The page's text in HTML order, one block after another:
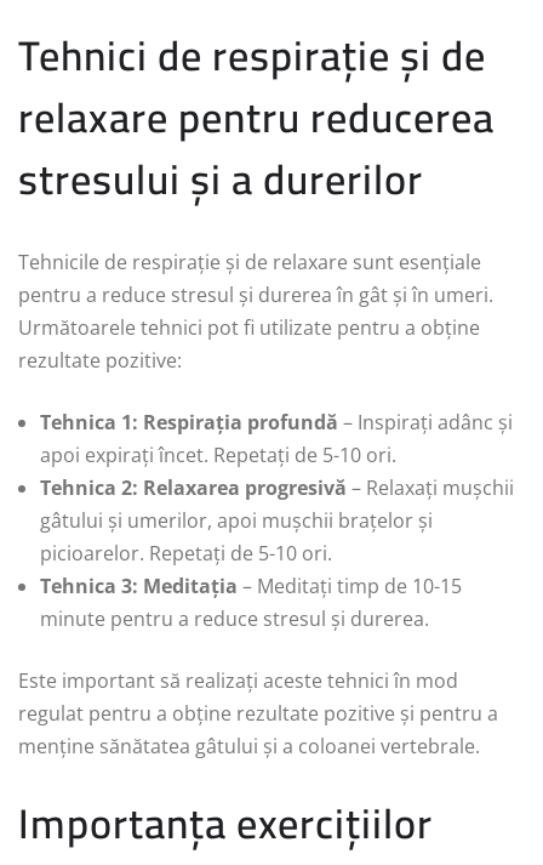
Tehnici de respirație și de
relaxare pentru reducerea
stresului și a durerilor
Tehnicile de respirație și de relaxare sunt esențiale
pentru a reduce stresul și durerea în gât și în umeri.
Următoarele tehnici pot fi utilizate pentru a obține
rezultate pozitive:
Tehnica 1: Respirația profundă – Inspirați adânc și
apoi expirați încet. Repetați de 5-10 ori.
Tehnica 2: Relaxarea progresivă – Relaxați mușchii
gâtului și umerilor, apoi mușchii brațelor și
picioarelor. Repetați de 5-10 ori.
Tehnica 3: Meditația – Meditați timp de 10-15
minute pentru a reduce stresul și durerea.
Este important să realizați aceste tehnici în mod
regulat pentru a obține rezultate pozitive și pentru a
menține sănătatea gâtului și a coloanei vertebrale.
Importanța exercițiilor